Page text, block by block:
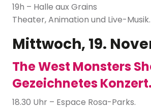
19h – Halle aux Grains
Theater, Animation und Live-Musik.
Mittwoch, 19.
The West Monsters
Gezeichnetes Konzert.
18.30 Uhr – Espace Rosa-Parks.